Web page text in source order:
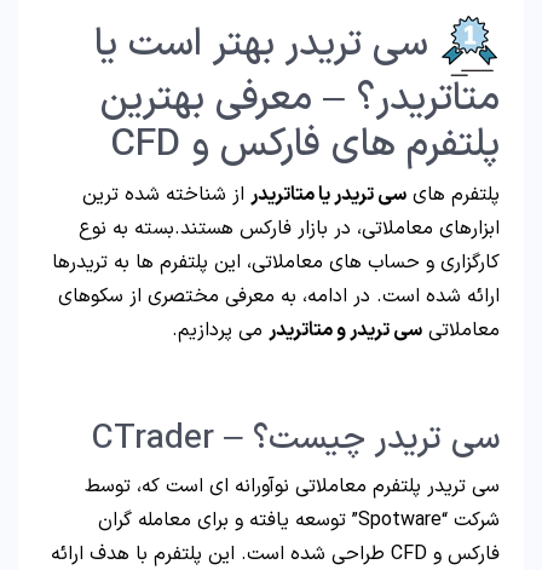
سی تریدر بهتر است یا
متاتریدر؟ – معرفی بهترین
پلتفرم های فارکس و CFD
پلتفرم های سی تریدر یا متاتریدر از شناخته شده ترین
ابزارهای معاملاتی، در بازار فارکس هستند.بسته به نوع
کارگزاری و حساب های معاملاتی، این پلتفرم ها به تریدرها
ارائه شده است. در ادامه، به معرفی مختصری از سکوهای
معاملاتی سی تریدر و متاتریدر می پردازیم.
سی تریدر چیست؟ – CTrader
سی تریدر پلتفرم معاملاتی نوآورانه ای است که، توسط
شرکت “Spotware” توسعه یافته و برای معامله گران
فارکس و CFD طراحی شده است. این پلتفرم با هدف ارائه